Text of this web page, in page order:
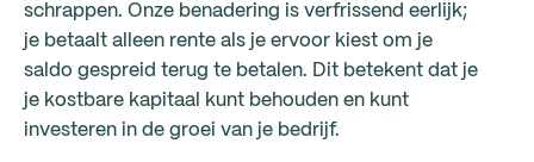
schrappen. Onze benadering is verfrissend eerlijk;
je betaalt alleen rente als je ervoor kiest om je
saldo gespreid terug te betalen. Dit betekent dat je
je kostbare kapitaal kunt behouden en kunt
investeren in de groei van je bedrijf.